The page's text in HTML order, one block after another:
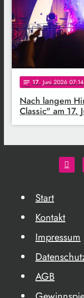
notes 17. Juni 2026 07:14
Nach langem
Classic" am 17.
Start
Kontakt
Impressum
AGB